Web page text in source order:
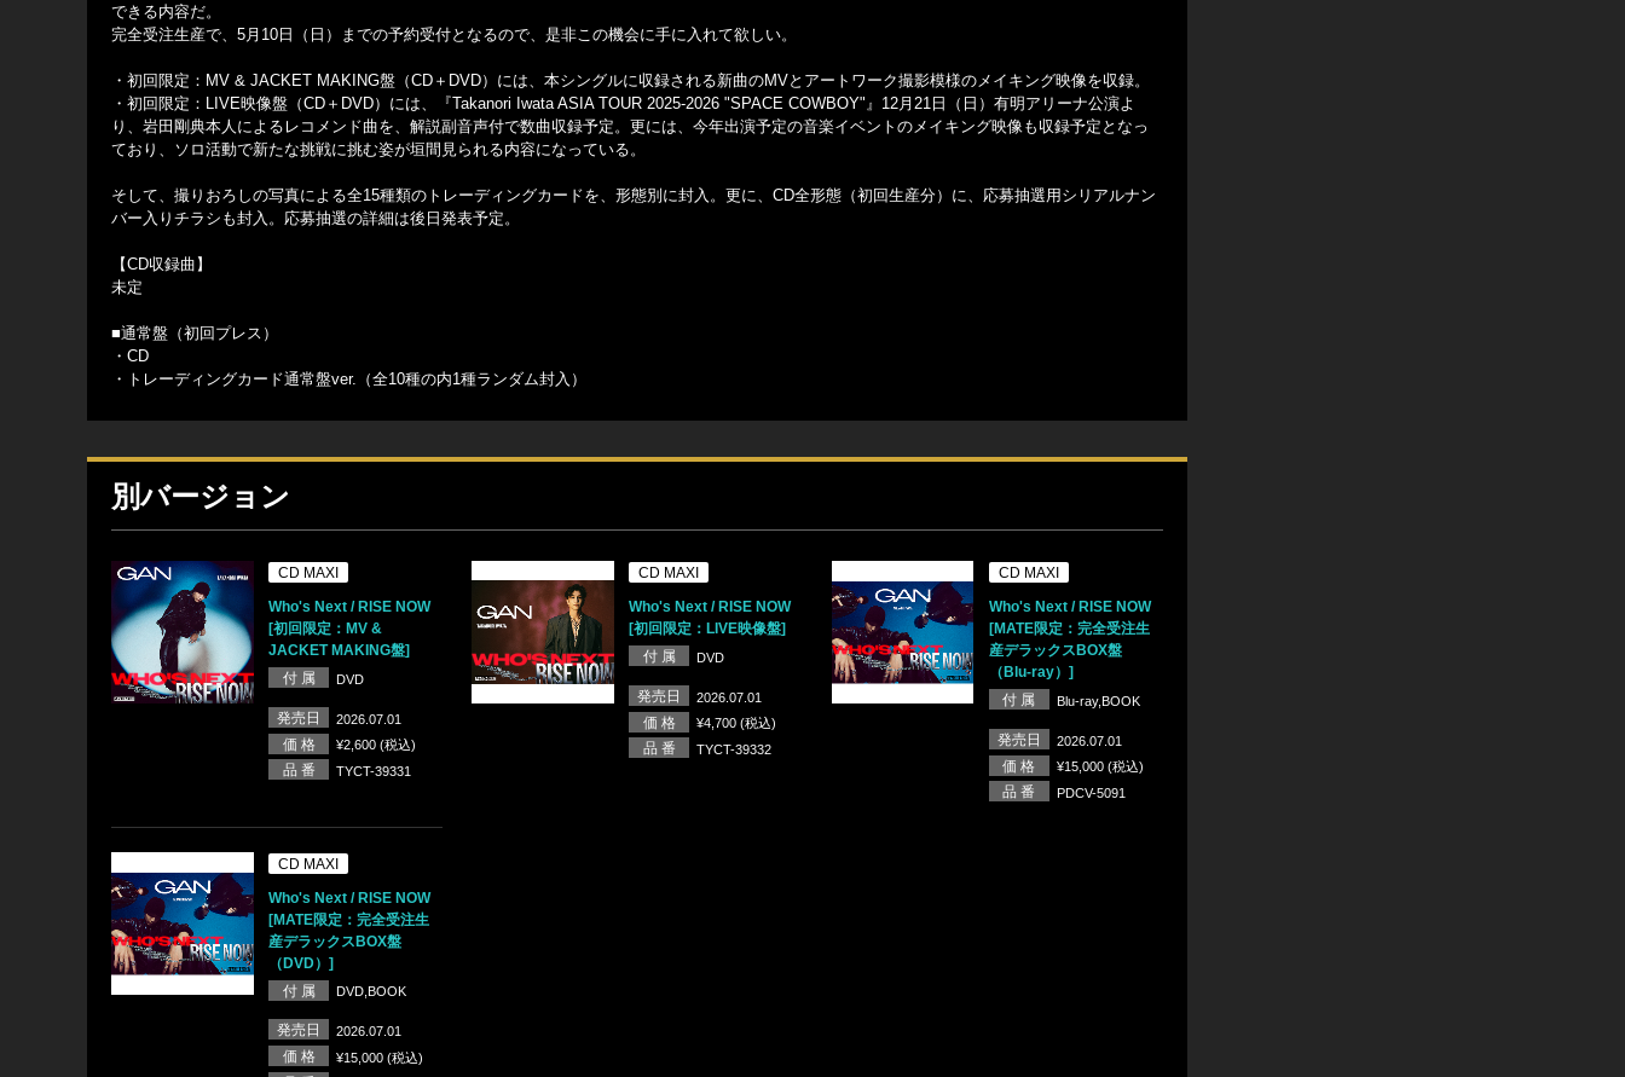
できる内容だ。
完全受注生産で、5月10日（日）までの予約受付となるので、是非この機会に手に入れて欲しい。
・初回限定：MV & JACKET MAKING盤（CD＋DVD）には、本シングルに収録される新曲のMVとアートワーク撮影模様のメイキング映像を収録。
・初回限定：LIVE映像盤（CD＋DVD）には、『Takanori Iwata ASIA TOUR 2025-2026 "SPACE COWBOY"』12月21日（日）有明アリーナ公演よ
り、岩田剛典本人によるレコメンド曲を、解説副音声付で数曲収録予定。更には、今年出演予定の音楽イベントのメイキング映像も収録予定となっ
ており、ソロ活動で新たな挑戦に挑む姿が垣間見られる内容になっている。
そして、撮りおろしの写真による全15種類のトレーディングカードを、形態別に封入。更に、CD全形態（初回生産分）に、応募抽選用シリアルナン
バー入りチラシも封入。応募抽選の詳細は後日発表予定。
【CD収録曲】
未定
■通常盤（初回プレス）
・CD
・トレーディングカード通常盤ver.（全10種の内1種ランダム封入）
別バージョン
CD MAXI
Who's Next / RISE NOW
[初回限定：MV &
JACKET MAKING盤]
付 属
DVD
発売日 2026.07.01
価 格 ¥2,600 (税込)
品 番 TYCT-39331
CD MAXI
Who's Next / RISE NOW
[初回限定：LIVE映像盤]
付 属
DVD
発売日 2026.07.01
価 格 ¥4,700 (税込)
品 番 TYCT-39332
CD MAXI
Who's Next / RISE NOW
[MATE限定：完全受注生
産デラックスBOX盤
（Blu-ray）]
付 属
Blu-ray,BOOK
発売日 2026.07.01
価 格 ¥15,000 (税込)
品 番 PDCV-5091
CD MAXI
Who's Next / RISE NOW
[MATE限定：完全受注生
産デラックスBOX盤
（DVD）]
付 属
DVD,BOOK
発売日 2026.07.01
価 格 ¥15,000 (税込)